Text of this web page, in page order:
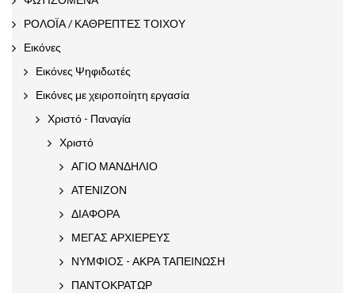
ΡΟΛΟΪΑ / ΚΑΘΡΕΠΤΕΣ ΤΟΙΧΟΥ
Εικόνες
Εικόνες Ψηφιδωτές
Εικόνες με χειροποίητη εργασία
Χριστό - Παναγία
Χριστό
ΑΓΙΟ ΜΑΝΔΗΛΙΟ
ΑΤΕΝΙΖΟΝ
ΔΙΑΦΟΡΑ
ΜΕΓΑΣ ΑΡΧΙΕΡΕΥΣ
ΝΥΜΦΙΟΣ - ΑΚΡΑ ΤΑΠΕΙΝΩΣΗ
ΠΑΝΤΟΚΡΑΤΩΡ